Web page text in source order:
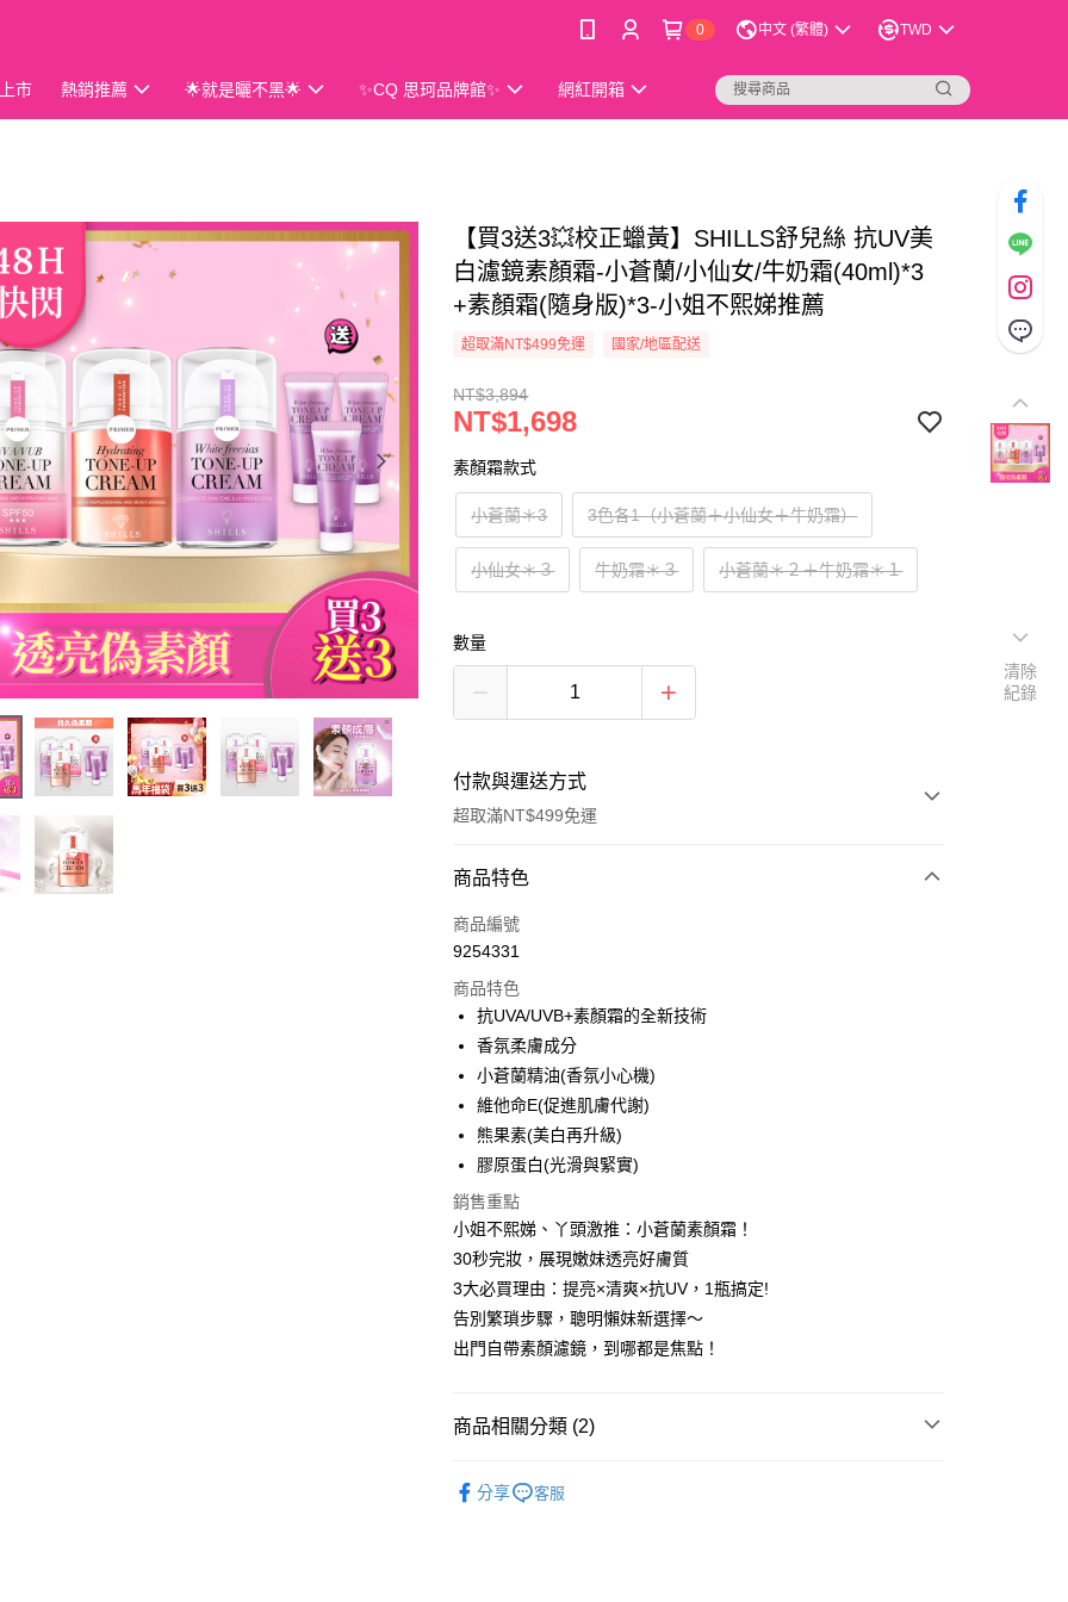
0 中文 (繁體) TWD
市 熱銷推薦 🌟就是曬不黑🌟 ✨CQ 思珂品牌館✨ 網紅開箱
【買3送3💥校正蠟黃】SHILLS舒兒絲 抗UV美
白濾鏡素顏霜-小蒼蘭/小仙女/牛奶霜(40ml)*3
+素顏霜(隨身版)*3-小姐不熙娣推薦
超取滿NT$499免運 國家/地區配送
NT$3,894
NT$1,698
素顏霜款式
小蒼蘭＊3 3色各1（小蒼蘭＋小仙女＋牛奶霜）
小仙女＊３ 牛奶霜＊３ 小蒼蘭＊２＋牛奶霜＊１
數量
付款與運送方式
超取滿NT$499免運
付款方式
信用卡一次付款
LINE Pay
Apple Pay
街口支付
悠遊付
運送方式
全家取貨付款
每筆NT$85，滿NT$499(含以上)免運費
每筆NT$85，滿NT$499(含以上)免運費
每筆NT$85，滿NT$499(含以上)免運費
商品特色
商品編號
9254331
商品特色
抗UVA/UVB+素顏霜的全新技術
香氛柔膚成分
小蒼蘭精油(香氛小心機)
維他命E(促進肌膚代謝)
熊果素(美白再升級)
膠原蛋白(光滑與緊實)
銷售重點
小姐不熙娣、丫頭激推：小蒼蘭素顏霜！
30秒完妝，展現嫩妹透亮好膚質
3大必買理由：提亮×清爽×抗UV，1瓶搞定!
告別繁瑣步驟，聰明懶妹新選擇～
出門自帶素顏濾鏡，到哪都是焦點！
商品相關分類 (2)
分享 客服
清除
紀錄